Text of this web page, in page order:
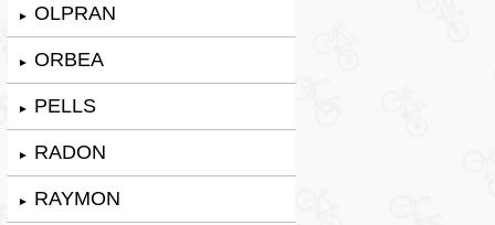
► OLPRAN
► ORBEA
► PELLS
► RADON
► RAYMON